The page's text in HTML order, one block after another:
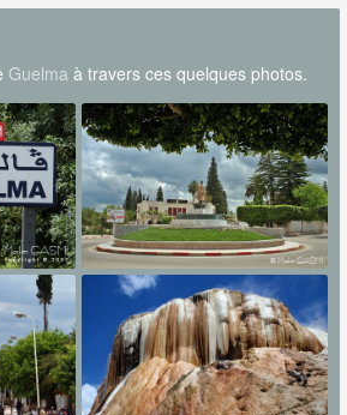
Guelmaà travers ces quelques photos.